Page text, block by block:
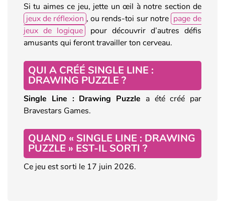
Si tu aimes ce jeu, jette un œil à notre section de
jeux de réflexion , ou rends-toi sur notre page de
jeux de logique
pour découvrir d’autres défis
amusants qui feront travailler ton cerveau.
QUI A CRÉÉ SINGLE LINE :
DRAWING PUZZLE ?
Single Line : Drawing Puzzle a été créé par
Bravestars Games.
QUAND « SINGLE LINE : DRAWING
PUZZLE » EST-IL SORTI ?
Ce jeu est sorti le 17 juin 2026.